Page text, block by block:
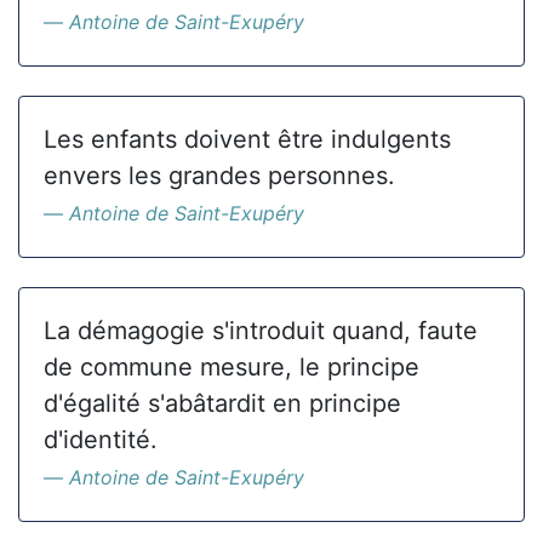
Antoine de Saint-Exupéry
Les enfants doivent être indulgents
envers les grandes personnes.
Antoine de Saint-Exupéry
La démagogie s'introduit quand, faute
de commune mesure, le principe
d'égalité s'abâtardit en principe
d'identité.
Antoine de Saint-Exupéry